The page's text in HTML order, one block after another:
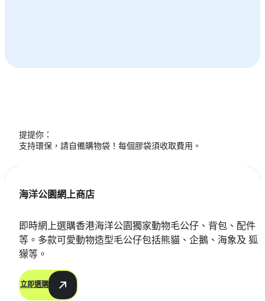
提提你：
支持環保，請自備購物袋！每個膠袋須收取費用。
海洋公園網上商店
即時網上選購香港海洋公園獨家動物毛公仔、背包、配件
等。多款可愛動物造型毛公仔包括熊貓、企鵝、海象及 狐
獴等。
立即選購